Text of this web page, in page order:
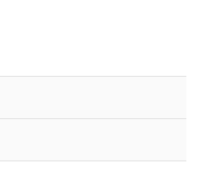
利用すること
、
の「1.共同利
基準）